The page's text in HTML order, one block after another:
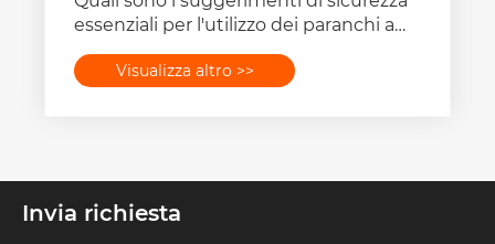
essenziali per l'utilizzo dei paranchi a
puleggia singola?
Visualizza altro >>
Invia richiesta